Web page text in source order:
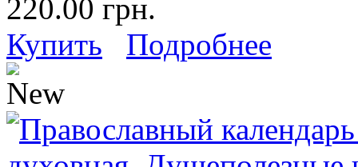
220.00 грн.
Купить
Подробнее